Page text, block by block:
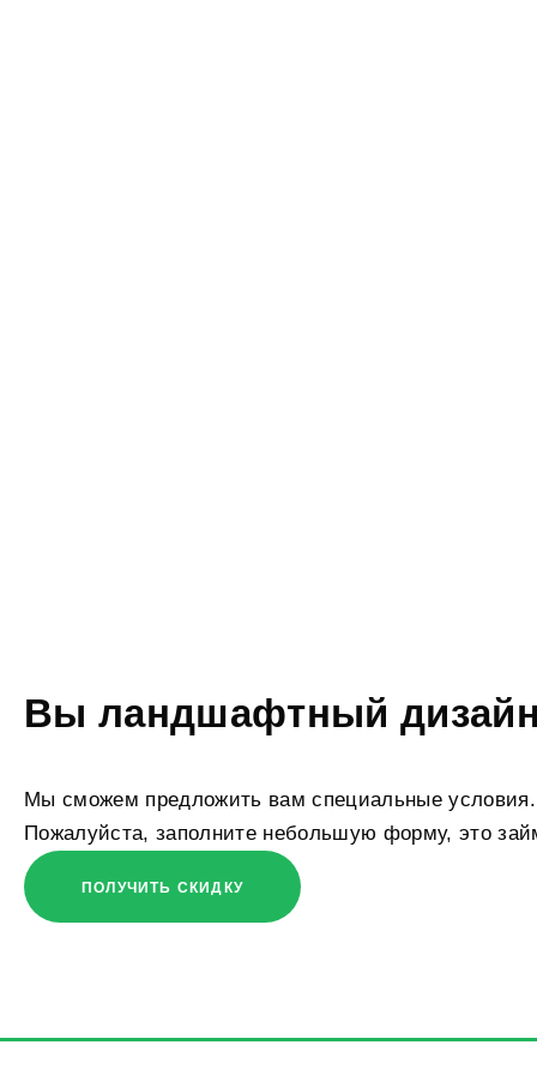
Вы ландшафтный
Мы сможем предложить вам специальные условия.
Пожалуйста, заполните небольшую форму, это
ПОЛУЧИТЬ СКИДКУ